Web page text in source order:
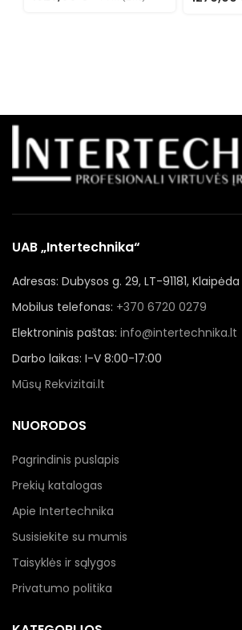
UAB „Intertechnika“
Adresas: Dubysos g. 29, LT-91181, Klaipėda
Mobilus telefonas: +370 6720 0279
Elektroninis paštas: info@intertechnika.lt
Darbo laikas: I-V 8:00-17:00
Mūsų Rekvizitai.lt
NUORODOS
Pagrindinis puslapis
Prekių katalogas
Apie Intertechnika
Susisiekite su mumis
Taisyklės ir sąlygos
Privatumo politika